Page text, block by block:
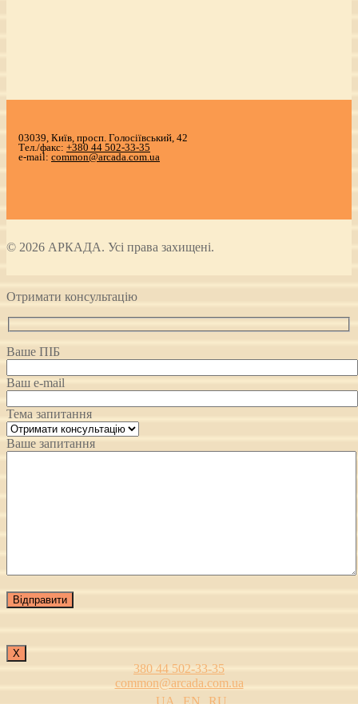
03039, Київ, просп. Голосіївський, 42
Тел./факс: +380 44 502-33-35
e-mail: common@arcada.com.ua
© 2026 АРКАДА. Усі права захищені.
Отримати консультацію
Ваше ПІБ
Ваш e-mail
Тема запитання
Ваше запитання
Х
380 44 502-33-35
common@arcada.com.ua